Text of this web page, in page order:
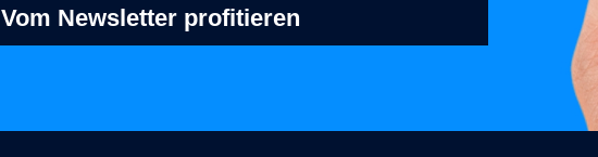
Vom Newsletter profitieren